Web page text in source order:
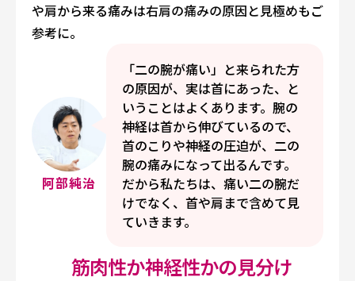
や肩から来る痛みは右肩の痛みの原因と見極めもご
参考に。
阿部純治
「二の腕が痛い」と来られた方
の原因が、実は首にあった、と
いうことはよくあります。腕の
神経は首から伸びているので、
首のこりや神経の圧迫が、二の
腕の痛みになって出るんです。
だから私たちは、痛い二の腕だ
けでなく、首や肩まで含めて見
ていきます。
筋肉性か神経性かの見分け